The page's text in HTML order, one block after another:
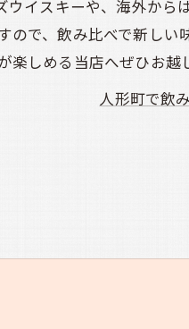
ウイスキーや、海外から
ので、飲み比べで新しい
しめる当店へぜひお越
人形町で飲